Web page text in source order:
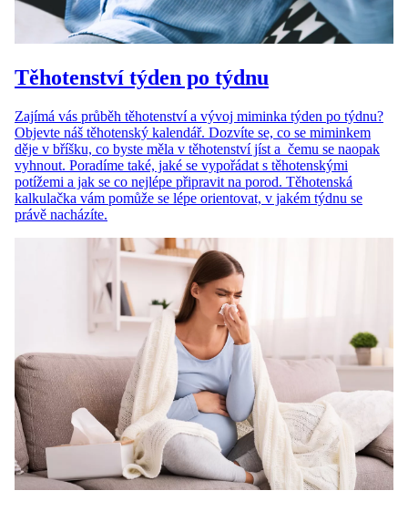
Těhotenství týden po týdnu
Zajímá vás průběh těhotenství a vývoj miminka týden po týdnu?
Objevte náš těhotenský kalendář. Dozvíte se, co se miminkem
děje v bříšku, co byste měla v těhotenství jíst a čemu se naopak
vyhnout. Poradíme také, jaké se vypořádat s těhotenskými
potížemi a jak se co nejlépe připravit na porod. Těhotenská
kalkulačka vám pomůže se lépe orientovat, v jakém týdnu se
právě nacházíte.